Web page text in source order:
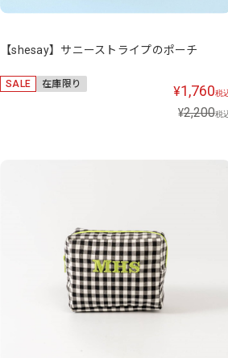
【shesay】サニーストライプのポーチ
SALE 在庫限り ¥1,760税
¥2,200税